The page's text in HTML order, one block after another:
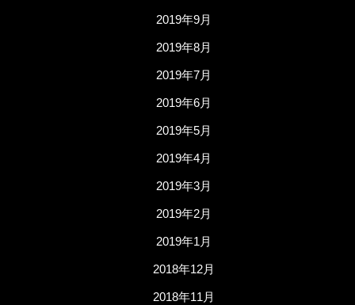
2019年9月
2019年8月
2019年7月
2019年6月
2019年5月
2019年4月
2019年3月
2019年2月
2019年1月
2018年12月
2018年11月